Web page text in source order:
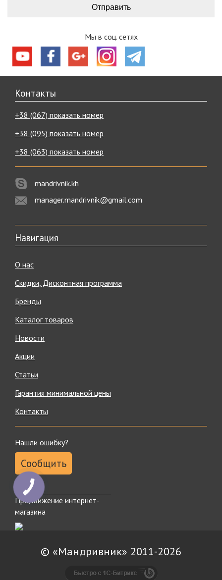
Мы в соц. сетях
Контакты
+38 (067) показать номер
+38 (095) показать номер
+38 (063) показать номер
mandrivnik.kh
manager.mandrivnik@gmail.com
Навигация
О нас
Скидки, Дисконтная программа
Бренды
Каталог товаров
Новости
Акции
Статьи
Гарантия минимальной цены
Контакты
Нашли ошибку?
Сообщить
Продвижение интернет-
магазина
© «Мандривник» 2011-2026